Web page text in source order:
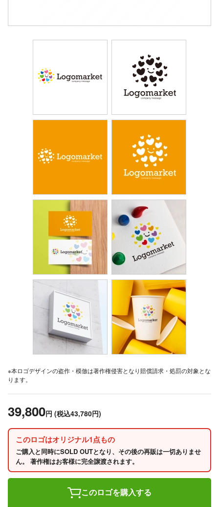
※本ロゴデザインの盗作・模倣は著作権侵害となり賠償請求・処罰の対象とな
ります。
39,800円 (税込43,780円)
このロゴはオリジナル1点もの
ご購入と同時にSOLD OUTとなり、その後の再販は一切ありませ
ん。 著作権はお客様に完全譲渡されます。
このロゴを購入する